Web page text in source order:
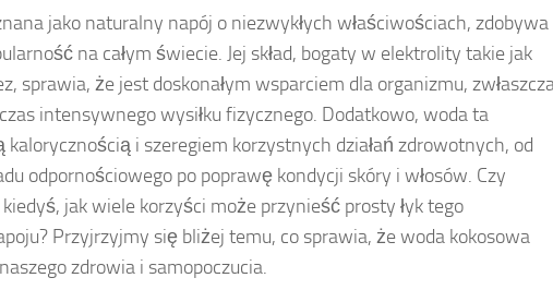
jako naturalny napój o niezwykłych właściwościach, zdobywa
na całym świecie. Jej skład, bogaty w elektrolity takie jak
sprawia, że jest doskonałym wsparciem dla organizmu,
intensywnego wysiłku fizycznego. Dodatkowo, woda ta
i szeregiem korzystnych działań zdrowotnych, od
odpornościowego po poprawę kondycji skóry i włosów. Czy
jak wiele korzyści może przynieść prosty łyk tego
Przyjrzyjmy się bliżej temu, co sprawia, że woda kokosowa
zdrowia i samopoczucia.